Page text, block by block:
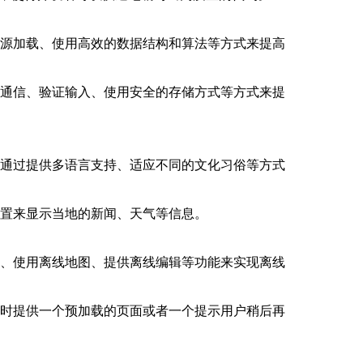
加载、使用高效的数据结构和算法等方式来提高
信、验证输入、使用安全的存储方式等方式来提
过提供多语言支持、适应不同的文化习俗等方式
来显示当地的新闻、天气等信息。
使用离线地图、提供离线编辑等功能来实现离线
提供一个预加载的页面或者一个提示用户稍后再